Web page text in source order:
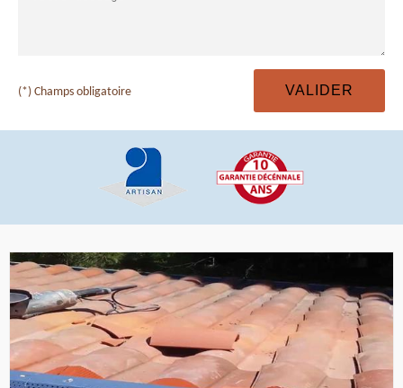
(*) Champs obligatoire